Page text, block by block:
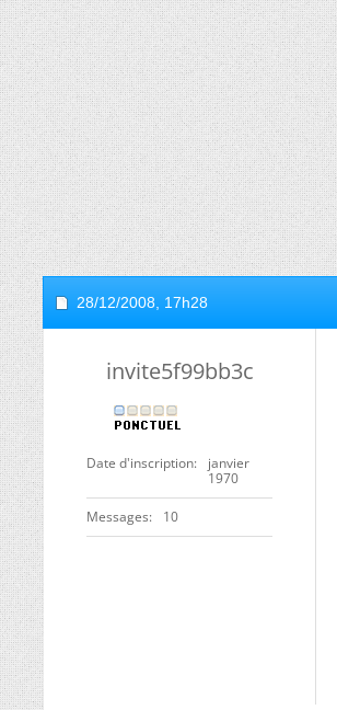
28/12/2008, 17h28
invite5f99bb3c
Date d'inscription
janvier
1970
Messages 10